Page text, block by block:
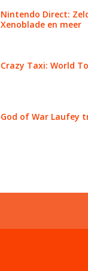
Nintendo Direct:
Xenoblade en meer
Crazy Taxi: World
God of War Laufey